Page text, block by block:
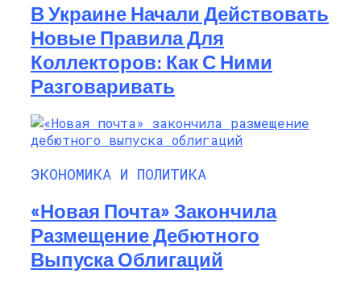
В Украине Начали Действовать
Новые Правила Для
Коллекторов: Как С Ними
Разговаривать
ЭКОНОМИКА И ПОЛИТИКА
«Новая Почта» Закончила
Размещение Дебютного
Выпуска Облигаций